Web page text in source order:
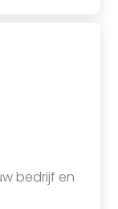
bedrijf en